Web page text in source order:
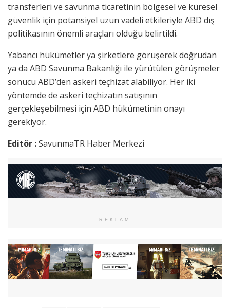
transferleri ve savunma ticaretinin bölgesel ve küresel
güvenlik için potansiyel uzun vadeli etkileriyle ABD dış
politikasının önemli araçları olduğu belirtildi.
Yabancı hükümetler ya şirketlere görüşerek doğrudan
ya da ABD Savunma Bakanlığı ile yürütülen görüşmeler
sonucu ABD’den askeri teçhizat alabiliyor. Her iki
yöntemde de askeri teçhizatın satışının
gerçekleşebilmesi için ABD hükümetinin onayı
gerekiyor.
Editör :SavunmaTR Haber Merkezi
REKLAM